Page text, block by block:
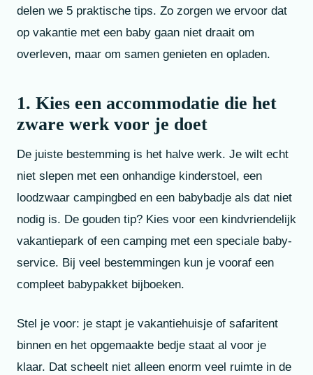
delen we 5 praktische tips. Zo zorgen we ervoor dat
op vakantie met een baby gaan niet draait om
overleven, maar om samen genieten en opladen.
1. Kies een accommodatie die het
zware werk voor je doet
De juiste bestemming is het halve werk. Je wilt echt
niet slepen met een onhandige kinderstoel, een
loodzwaar campingbed en een babybadje als dat niet
nodig is. De gouden tip? Kies voor een kindvriendelijk
vakantiepark of een camping met een speciale baby-
service. Bij veel bestemmingen kun je vooraf een
compleet babypakket bijboeken.
Stel je voor: je stapt je vakantiehuisje of safaritent
binnen en het opgemaakte bedje staat al voor je
klaar. Dat scheelt niet alleen enorm veel ruimte in de